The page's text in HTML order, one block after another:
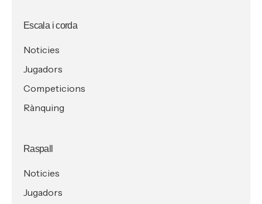
Escala i corda
Noticies
Jugadors
Competicions
Rànquing
Raspall
Noticies
Jugadors